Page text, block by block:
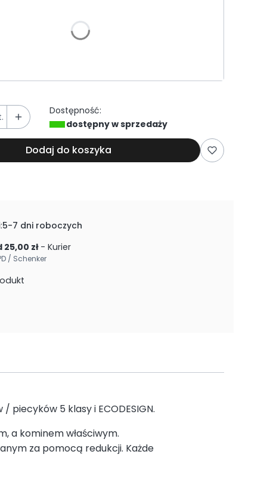
Dostępność:
dostępny w sprzedaży
Dodaj do koszyka
5-7 dni roboczych
25,00 zł - Kurier
/ Schenker
5 klasy i ECODESIGN.
a kominem właściwym.
za pomocą redukcji. Każde